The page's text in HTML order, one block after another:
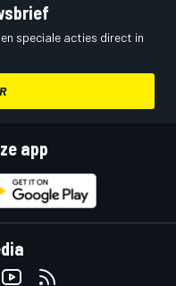
speciale acties direct in
app